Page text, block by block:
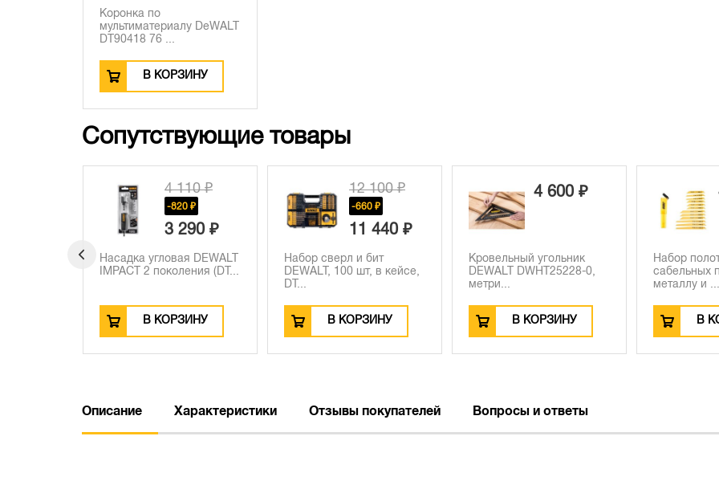
Коронка по
мультиматериалу DeWALT
DT90418 76 ...
В КОРЗИНУ
Сопутствующие товары
12 100 ₽
-660 ₽
11 440 ₽
Набор сверл и бит
DEWALT, 100 шт, в кейсе,
В КОРЗИНУ
4 600 ₽
Кровельный угольник
DEWALT DWHT25228-0,
метри...
В КОРЗИНУ
4 490 ₽
Набор полотен для
сабельных пил по
металлу и ...
В КОРЗИНУ
Набор
DEWALT
EXTREME,
В
Описание Характеристики Отзывы покупателей Вопросы и ответы